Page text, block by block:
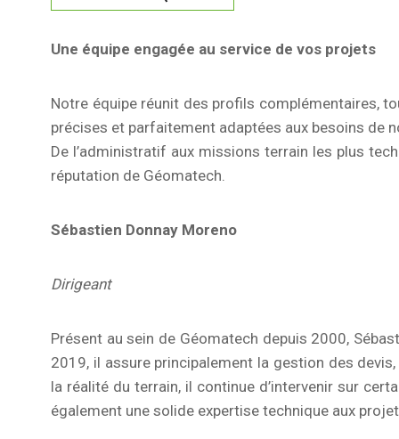
Une équipe engagée au service de vos projets
Notre équipe réunit des profils complémentaires,
précises et parfaitement adaptées aux besoins de
De l’administratif aux missions terrain les plus
réputation de Géomatech.
Sébastien Donnay Moreno
Dirigeant
Présent au sein de Géomatech depuis 2000,
2019, il assure principalement la gestion des
la réalité du terrain, il continue d’intervenir sur
également une solide expertise technique aux